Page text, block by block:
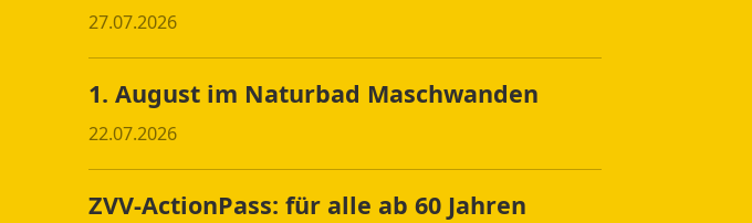
27.07.2026
1. August im Naturbad Maschwanden
22.07.2026
ZVV-ActionPass: für alle ab 60 Jahren